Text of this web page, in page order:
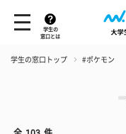
学生の
窓口とは
学生の窓口トップ #ポケモン